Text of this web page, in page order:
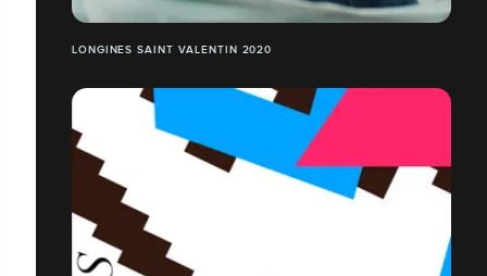
LONGINES SAINT VALENTIN 2020